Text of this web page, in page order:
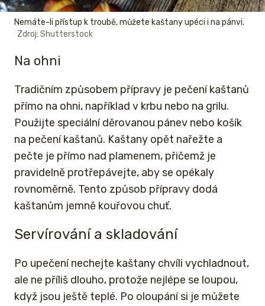
Nemáte-li přístup k troubě, můžete kaštany upéci i na pánvi.
Zdroj: Shutterstock
Na ohni
Tradičním způsobem přípravy je pečení kaštanů
přímo na ohni, například v krbu nebo na grilu.
Použijte speciální děrovanou pánev nebo košík
na pečení kaštanů. Kaštany opět nařežte a
pečte je přímo nad plamenem, přičemž je
pravidelně protřepávejte, aby se opékaly
rovnoměrně. Tento způsob přípravy dodá
kaštanům jemně kouřovou chuť.
Servírování a skladování
Po upečení nechejte kaštany chvíli vychladnout,
ale ne příliš dlouho, protože nejlépe se loupou,
když jsou ještě teplé. Po oloupání si je můžete